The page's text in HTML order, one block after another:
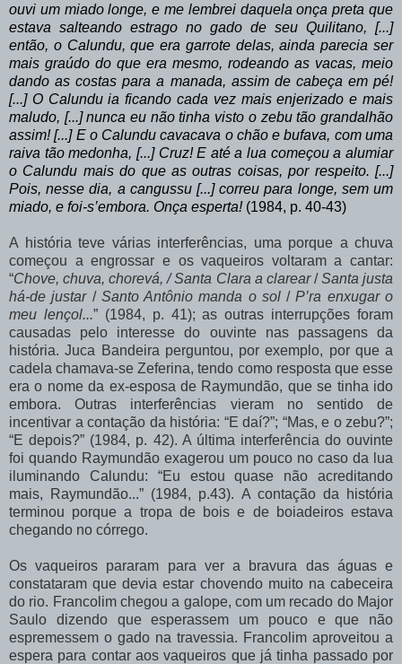
ouvi um miado longe, e me lembrei daquela onça preta que
estava salteando estrago no gado de seu Quilitano, [...]
então, o Calundu, que era garrote delas, ainda parecia ser
mais graúdo do que era mesmo, rodeando as vacas, meio
dando as costas para a manada, assim de cabeça em pé!
[...] O Calundu ia ficando cada vez mais enjerizado e mais
maludo, [...] nunca eu não tinha visto o zebu tão grandalhão
assim! [...] E o Calundu cavacava o chão e bufava, com uma
raiva tão medonha, [...] Cruz! E até a lua começou a alumiar
o Calundu mais do que as outras coisas, por respeito. [...]
Pois, nesse dia, a cangussu [...] correu para longe, sem um
miado, e foi-s’embora. Onça esperta! (1984, p. 40-43)
A história teve várias interferências, uma porque a chuva
começou a engrossar e os vaqueiros voltaram a cantar:
“Chove, chuva, chorevá, / Santa Clara a clarear/Santa justa
há-de justar/ Santo Antônio manda o sol/P’ra enxugar o
meu lençol...” (1984, p. 41); as outras interrupções foram
causadas
pelo interesse do ouvinte nas passagens da
história. Juca Bandeira perguntou, por exemplo, por que a
cadela chamava-se Zeferina, tendo como resposta que esse
era o nome da ex-esposa de Raymundão, que se tinha ido
embora. Outras interferências vieram no sentido de
incentivar a contação da história: “E daí?”; “Mas, e o zebu?”;
“E depois?” (1984, p. 42). A última interferência do ouvinte
foi quando Raymundão exagerou um pouco no caso da lua
iluminando Calundu: “Eu estou quase não acreditando
mais, Raymundão...” (1984, p.43). A contação da história
terminou porque a tropa de bois e de boiadeiros estava
chegando no córrego.
Os vaqueiros pararam para ver a bravura das águas e
constataram que devia estar chovendo muito na cabeceira
do rio. Francolim chegou a galope, com um recado do Major
Saulo
dizendo que esperassem um pouco e que
não
espremessem o gado na travessia. Francolim aproveitou a
espera para contar aos vaqueiros que já tinha passado por